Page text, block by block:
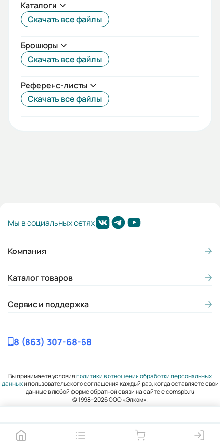
50/60
16
Стандарты:
МЭК 61009-1
Температурный диапазон:
0.4
Каталоги
Скачать все файлы
Брошюры
Скачать все файлы
Референс-листы
Скачать все файлы
Мы в социальных сетях
Компания
Каталог товаров
Сервис и поддержка
8 (863) 307-68-68
Вы принимаете условияполитики в отношении обработки персональных
данныхи пользовательского соглашения каждый раз, когда оставляете свои
данные в любой форме обратной связи на сайте elcomspb.ru
© 1998–2026 ООО «Элком».